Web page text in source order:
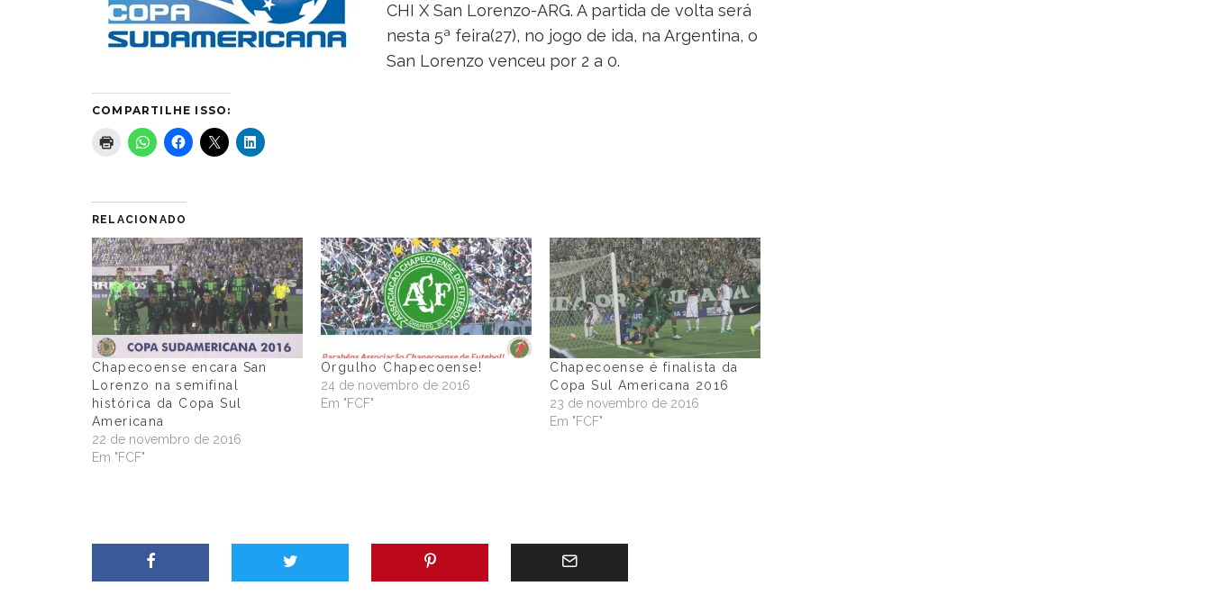
CHI X San Lorenzo-ARG. A partida de volta será
nesta 5ª feira(27), no jogo de ida, na Argentina, o
San Lorenzo venceu por 2 a 0.
COMPARTILHE ISSO:
RELACIONADO
Chapecoense encara San
Lorenzo na semifinal
histórica da Copa Sul
Americana
22 de novembro de 2016
Em "FCF"
Orgulho Chapecoense!
24 de novembro de 2016
Em "FCF"
Chapecoense é finalista da
Copa Sul Americana 2016
23 de novembro de 2016
Em "FCF"